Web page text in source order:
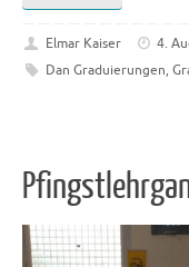
Elmar Kaiser 4.
Dan Graduierungen,